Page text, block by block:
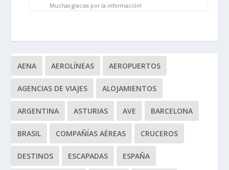
Muchas gracias por la información!
AENA AEROLÍNEAS AEROPUERTOS
AGENCIAS DE VIAJES ALOJAMIENTOS
ARGENTINA ASTURIAS AVE BARCELONA
BRASIL COMPAÑÍAS AÉREAS CRUCEROS
DESTINOS ESCAPADAS ESPAÑA